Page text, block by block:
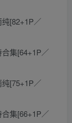
[82+1P／
集[64+1P／
[75+1P／
集[66+1P／